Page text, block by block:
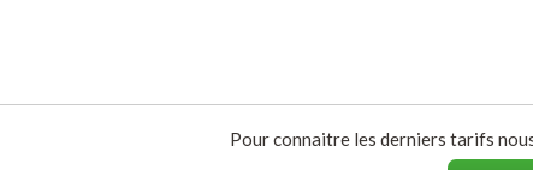
Pour connaitre les derniers tarifs